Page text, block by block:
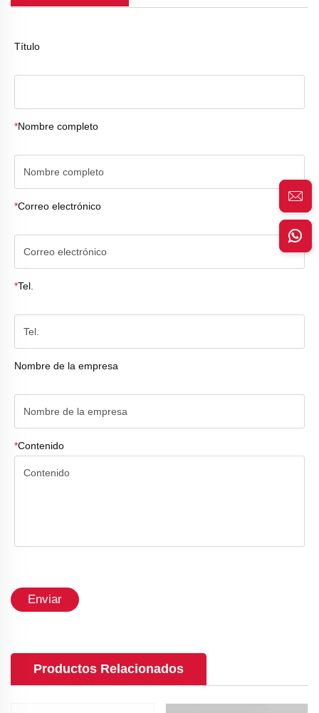
Título
*Nombre completo
*Correo electrónico
*Tel.
Nombre de la empresa
*Contenido
Enviar
Productos Relacionados